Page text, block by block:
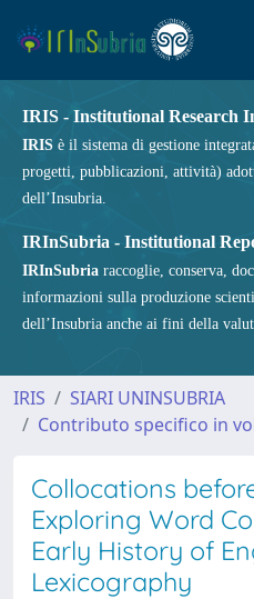
IRIS - Institutional Research
IRIS è il sistema di gestione
progetti, pubblicazioni, attività)
dell’Insubria.
IRInSubria - Institutional
IRInSubria raccoglie, conserva,
informazioni sulla produzione
dell’Insubria anche ai fini della
IRIS
SIARI UNINSUBRIA
Contributo specifico in
Collocations
Exploring Word
Early History of
Lexicography